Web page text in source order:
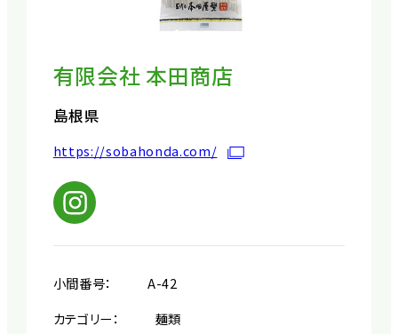
有限会社 本田商店
島根県
https://sobahonda.com/
小間番号：
A-42
カテゴリー：
麺類